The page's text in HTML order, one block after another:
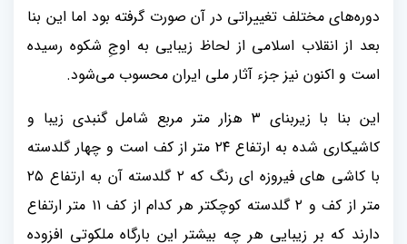
دوره‌های مختلف تغییراتی در آن صورت گرفته بود اما این بنا
بعد از انقلاب اسلامی از لحاظ زیبایی به اوجِ شکوه رسیده
است و اکنون نیز جزء آثار ملی ایران محسوب می‌شود.
این بنا با زیربنای ۳ هزار متر مربع شامل گنبدی زیبا و
کاشیکاری شده به ارتفاع ۲۴ متر از کف است و چهار گلدسته
با کاشی های فیروزه ای رنگ که ۲ گلدسته آن به ارتفاع ۲۵
متر از کف و ۲ گلدسته کوچکتر هر کدام از کف ۱۱ متر ارتفاع
دارند که بر زیبایی هر چه بیشتر این بارگاه ملکوتی افزوده